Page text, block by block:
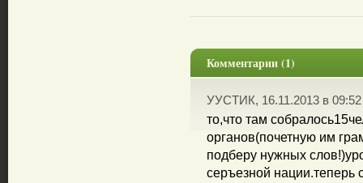
Комментарии (1)
УУСТИК, 16.11.2013 в 09:52
то,что там
органов(почетную им
подберу нужных
серъезной нации.теперь